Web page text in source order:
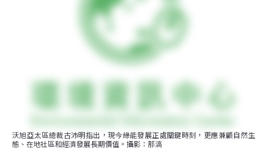
沃旭亞太區總裁古沛明指出，現今綠能發展正處關鍵時刻，更應兼顧自然生
態、在地社區和經濟發展長期價值。攝影：那滈